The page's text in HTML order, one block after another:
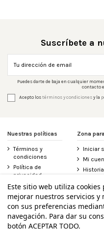
Suscríbete a
Puedes darte de baja en cualquier
contacto
Acepto lostérminos y condicionesy la
Nuestras políticas
Términos y
condiciones
Política de
privacidad
Aviso legal
Política de
cookies
Accesibilidad
Zona
Iniciar
Mi
Este sitio web utiliza
mejorar nuestros servicios
con sus preferencias
navegación. Para dar su
botón ACEPTAR TODO.